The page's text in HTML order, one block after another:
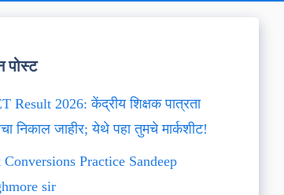
पोस्ट
Result 2026: केंद्रीय शिक्षक पात्रता
निकाल जाहीर; येथे पहा तुमचे मार्कशीट!
Practice Sandeep
sir